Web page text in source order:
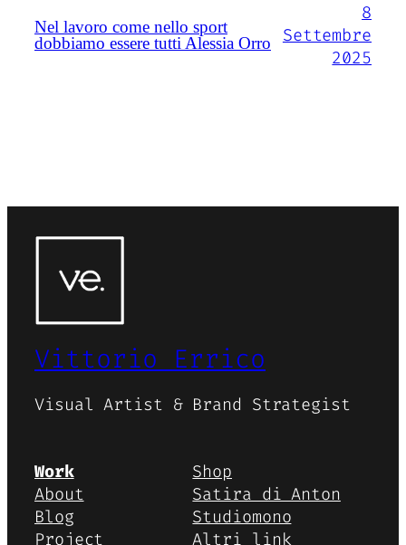
Nel lavoro come nello sport
dobbiamo essere tutti Alessia Orro
8
Settembre
2025
Vittorio Errico
Visual Artist & Brand Strategist
Work
About
Blog
Project
Shop
Satira di Anton
Studiomono
Altri link